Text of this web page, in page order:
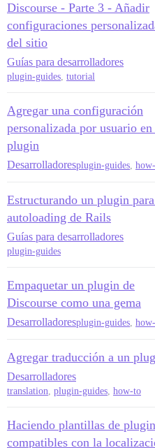
Discourse - Parte 3 - Añadir
configuraciones
del sitio
Guías para desarrolladores
plugin-guides, tutorial
Agregar una configuración
personalizada por usuario
plugin
Desarrolladoresplugin-guides
Estructurando un plugin
autoloading de Rails
Guías para desarrolladores
plugin-guides
Empaquetar un plugin de
Discourse como una gema
Desarrolladoresplugin-guides
Agregar traducción a un
Desarrolladores
translation, plugin-guides, how-to
Haciendo plantillas de
compatibles con la